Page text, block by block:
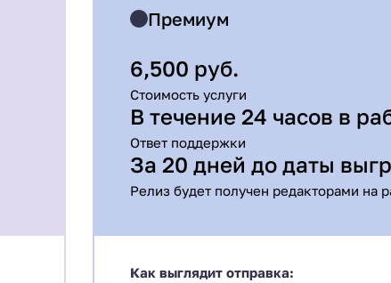
Премиум
6,500 руб.
Стоимость услуги
В течение 24 часов в
Ответ поддержки
За 20 дней до даты
Релиз будет получен редакторами на
Как выглядит отправка: